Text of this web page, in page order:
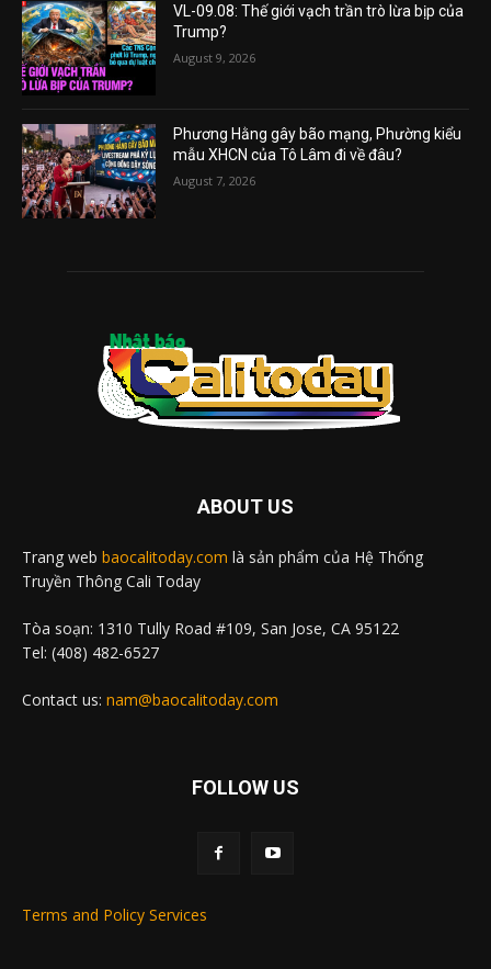
VL-09.08: Thế giới vạch trần trò lừa bịp của
Trump?
August 9, 2026
Phương Hằng gây bão mạng, Phường kiểu
mẫu XHCN của Tô Lâm đi về đâu?
August 7, 2026
ABOUT US
Trang web baocalitoday.com là sản phẩm của Hệ Thống
Truyền Thông Cali Today
Tòa soạn: 1310 Tully Road #109, San Jose, CA 95122
Tel: (408) 482-6527
Contact us: nam@baocalitoday.com
FOLLOW US
Terms and Policy Services